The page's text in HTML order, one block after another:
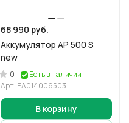
68 990 руб.
Аккумулятор AP 500 S
new
0
Есть в наличии
Арт. EA014006503
В корзину